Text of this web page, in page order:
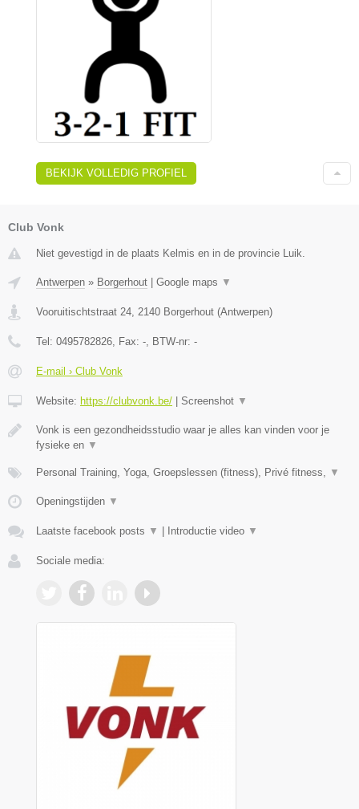
BEKIJK VOLLEDIG PROFIEL
Club Vonk
Niet gevestigd in de plaats Kelmis en in de provincie Luik.
Antwerpen » Borgerhout | Google maps ▼
Vooruitischtstraat 24 2140 Borgerhout (Antwerpen)
Tel: 0495782826 , Fax: - , BTW-nr: -
E-mail › Club Vonk
Website: https://clubvonk.be/ | Screenshot ▼
Vonk is een gezondheidsstudio waar je alles kan vinden voor je
fysieke en ▼
Personal Training, Yoga, Groepslessen (fitness), Privé fitness, ▼
Openingstijden ▼
Laatste facebook posts ▼ | Introductie video ▼
Sociale media: